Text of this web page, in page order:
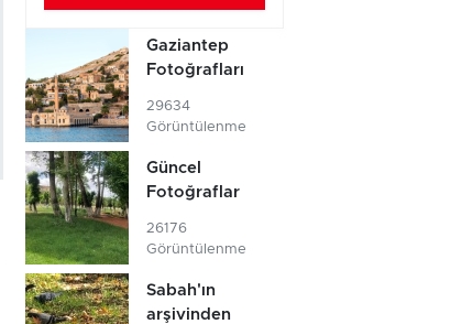
Gaziantep
Fotoğrafları
29634
Görüntülenme
Güncel
Fotoğraflar
26176
Görüntülenme
Sabah'ın
arşivinden